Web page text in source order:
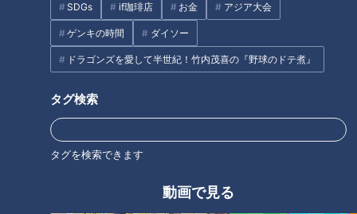
SDGs if珈琲店 お金 アジア大会
ゲンキの時間 ダイソー
ドラゴンズを愛して半世紀！竹内茂喜の『野球のドテ煮』
タグ検索
タグを検索できます
動画で見る
リッチなお取り寄せグルメ！ス
ープストックトーキョーのスー
プ詰め合わせ & 徳島産フローズ
ンフルーツセット【デパチャ